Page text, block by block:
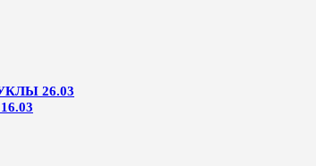
26.03